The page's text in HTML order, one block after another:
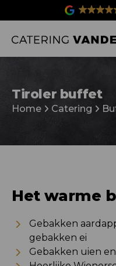
Tiroler buffet
Home Catering
Het warme
Gebakken
gebakken ei
Gebakken uien